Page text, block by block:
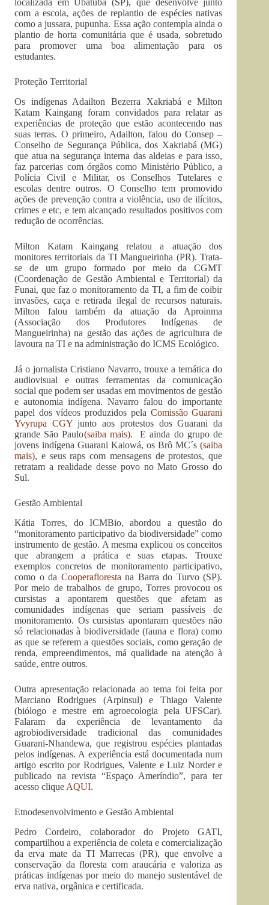
localizada em Ubatuba (SP), que desenvolve junto
com a escola, ações de replantio de espécies nativas
como a jussara, pupunha. Essa ação contempla ainda o
plantio de horta comunitária que é usada, sobretudo
para promover uma boa alimentação para os
estudantes.
Proteção Territorial
Os indígenas Adailton Bezerra Xakriabá e Milton
Katam Kaingang foram convidados para relatar as
experiências de proteção que estão acontecendo nas
suas terras. O primeiro, Adailton, falou do Consep –
Conselho de Segurança Pública, dos Xakriabá (MG)
que atua na segurança interna das aldeias e para isso,
faz parcerias com órgãos como Ministério Público, a
Polícia Civil e Militar, os Conselhos Tutelares e
escolas dentre outros. O Conselho tem promovido
ações de prevenção contra a violência, uso de ilícitos,
crimes e etc, e tem alcançado resultados positivos com
redução de ocorrências.
Milton Katam Kaingang relatou a atuação dos
monitores territoriais da TI Mangueirinha (PR). Trata-
se de um grupo formado por meio da CGMT
(Coordenação de Gestão Ambiental e Territorial) da
Funai, que faz o monitoramento da TI, a fim de coibir
invasões, caça e retirada ilegal de recursos naturais.
Milton falou também da atuação da Aproinma
(Associação dos Produtores Indígenas de
Mangueirinha) na gestão das ações de agricultura de
lavoura na TI e na administração do ICMS Ecológico.
Já o jornalista Cristiano Navarro, trouxe a temática do
audiovisual e outras ferramentas da comunicação
social que podem ser usadas em movimentos de gestão
e autonomia indígena. Navarro falou do importante
papel dos vídeos produzidos pela Comissão Guarani
Yvyrupa CGYjunto aos protestos dos Guarani da
grande São Paulo(saiba mais). E ainda do grupo de
jovens indígena Guarani Kaiowá, os Brô MC´s(saiba
mais), e seus raps com mensagens de protestos, que
retratam a realidade desse povo no Mato Grosso do
Sul.
Gestão Ambiental
Kátia Torres, do ICMBio, abordou a questão do
“monitoramento participativo da biodiversidade” como
instrumento de gestão. A mesma explicou os conceitos
que abrangem a prática e suas etapas. Trouxe
exemplos concretos de monitoramento participativo,
como o da Cooperafloresta na Barra do Turvo (SP).
Por meio de trabalhos de grupo, Torres provocou os
cursistas a apontarem questões que afetam as
comunidades indígenas que seriam passíveis de
monitoramento. Os cursistas apontaram questões não
só relacionadas à biodiversidade (fauna e flora) como
as que se referem a questões sociais, como geração de
renda, empreendimentos, má qualidade na atenção à
saúde, entre outros.
Outra apresentação relacionada ao tema foi feita por
Marciano Rodrigues (Arpinsul) e Thiago Valente
(biólogo e mestre em agroecologia pela UFSCar).
Falaram da experiência de levantamento da
agrobiodiversidade tradicional das comunidades
Guarani-Nhandewa, que registrou espécies plantadas
pelos indígenas. A experiência está documentada num
artigo escrito por Rodrigues, Valente e Luiz Norder e
publicado na revista “Espaço Ameríndio”, para ter
acesso clique AQUI.
Etnodesenvolvimento e Gestão Ambiental
Pedro Cordeiro, colaborador do Projeto GATI,
compartilhou a experiência de coleta e comercialização
da erva mate da TI Marrecas (PR), que envolve a
conservação da floresta com araucária e valoriza as
práticas indígenas por meio do manejo sustentável de
erva nativa, orgânica e certificada.